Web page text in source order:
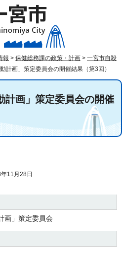
報 > 保健総務課の政策・計画 > 一宮市自殺
計画」策定委員会の開催結果（第3回）
計画」策定委員会の開催
11月28日
画」策定委員会